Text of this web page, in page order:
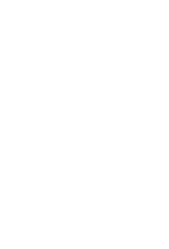
(1,5l).
ce
sont